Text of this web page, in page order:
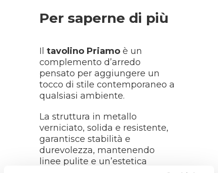
Per saperne di più
Iltavolino Priamo è un
complemento d’arredo
pensato per aggiungere un
tocco di stile contemporaneo a
qualsiasi ambiente.
La struttura in metallo
verniciato, solida e resistente,
garantisce stabilità e
durevolezza, mantenendo
linee pulite e un’estetica